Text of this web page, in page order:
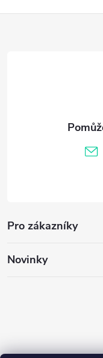
Pro zákazníky
Novinky